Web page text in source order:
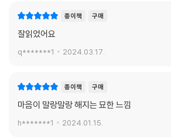
피한 버전만 있다고 생각해서는 안 된다. 미래는
문득 삶이 원치 않는 방향으로 향하고 있다는 느
지금껏 보지 못한 진짜 당신의 비전, 불안과 두려
로운 미래가 보일 것이다. 그의 삶이 증명했듯,
이다.
종이책 구매
잘읽었어요
q*******1 2024.03.17.
종이책 구매
마음이 말랑말랑 해지는 묘한 느낌
h*******1 2024.01.15.